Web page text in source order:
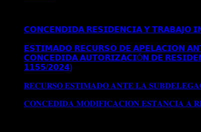
𝗖𝗢𝗡𝗖𝗘𝗡𝗗𝗜𝗗𝗔 𝗥𝗘𝗦𝗜𝗗𝗘𝗡𝗖𝗜𝗔 𝗬 𝗧𝗥𝗔𝗕𝗔𝗝𝗢
𝗘𝗦𝗧𝗜𝗠𝗔𝗗𝗢 𝗥𝗘𝗖𝗨𝗥𝗦𝗢 𝗗𝗘 𝗔𝗣𝗘𝗟𝗔𝗖𝗜𝗢𝗡
𝗖𝗢𝗡𝗖𝗘𝗗𝗜𝗗𝗔 𝗔𝗨𝗧𝗢𝗥𝗜𝗭𝗔𝗖𝗜Ó𝗡 𝗗𝗘
𝟭𝟭𝟱𝟱/𝟮𝟬𝟮𝟰)
𝐑𝐄𝐂𝐔𝐑𝐒𝐎 𝐄𝐒𝐓𝐈𝐌𝐀𝐃𝐎 𝐀𝐍𝐓𝐄 𝐋𝐀
𝐂𝐎𝐍𝐂𝐄𝐃𝐈𝐃𝐀 𝐌𝐎𝐃𝐈𝐅𝐈𝐂𝐀𝐂𝐈𝐎𝐍 𝐄𝐒𝐓𝐀𝐍𝐂𝐈𝐀 𝐀